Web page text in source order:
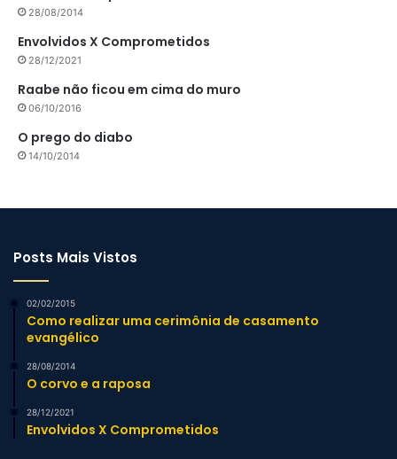
28/08/2014
Envolvidos X Comprometidos
28/12/2021
Raabe não ficou em cima do muro
06/10/2016
O prego do diabo
14/10/2014
Posts Mais Vistos
02/02/2015
Como realizar uma cerimônia de casamento
evangélico
28/08/2014
O corvo e a raposa
28/12/2021
Envolvidos X Comprometidos